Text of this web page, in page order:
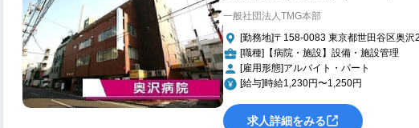
一般社団法人TMG本部
[勤務地]〒158-0083 東京都世田谷区奥沢
[職種]【病院・施設】設備・施設管理
[雇用形態]アルバイト・パート
[給与]時給1,230円〜1,250円
求人詳細をみる